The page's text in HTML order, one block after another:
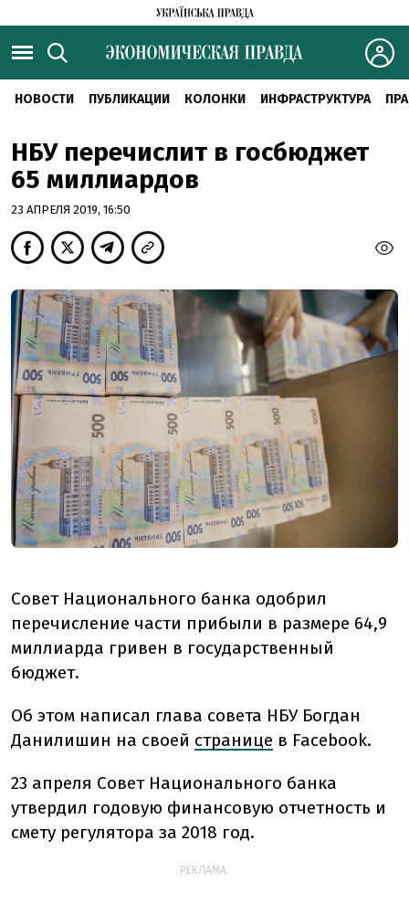
НОВОСТИ ПУБЛИКАЦИИ КОЛОНКИ ИНФРАСТРУКТУРА
НБУ перечислит в госбюджет
65 миллиардов
23 АПРЕЛЯ 2019, 16:50
Совет Национального банка одобрил
перечисление части прибыли в размере 64,9
миллиарда гривен в государственный
бюджет.
Об этом написал глава совета НБУ Богдан
Данилишин на своей странице в Facebook.
23 апреля Совет Национального банка
утвердил годовую финансовую отчетность и
смету регулятора за 2018 год.
РЕКЛАМА: